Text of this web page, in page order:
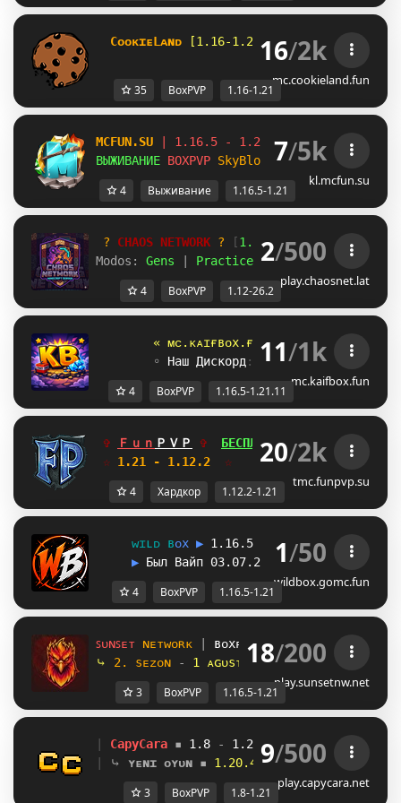
CᴏᴏᴋɪᴇLᴀɴᴅ [1.16-1.21+] ? халява -
16/2k
mc.cookieland.fun
35 BoxPVP 1.16-1.21
MCFUN.SU | 1.16.5 - 1.21 | Заходи играть
ВЫЖИВАНИЕ BOXPVP SkyBlock - /free подарок
7/5k
kl.mcfun.su
4 Выживание 1.16.5-1.21
? CHAOS NETWORK ? [1.12 - 26.2]
Modos: Gens Practice | BoxPvP
2/500
play.chaosnet.lat
4 BoxPVP 1.12-26.2
« ᴍᴄ.ᴋᴀɪғʙᴏx.ғᴜɴ » ◦ [1 .5
◦ Наш Дискорд : ᴅsᴄ.ɢɢ/ᴋᴀɪꜰʙᴏxᴘᴠᴘ
11/1k
mc.kaifbox.fun
4 BoxPVP 1.16.5-1.21.11
✞ Ｆｕｎ ＰＶＰ ✞ БЕСПЛАТНЫЙ ДОНАТ LO
☆ 1.21 - 1.12.2 ☆ Глобальное
20/2k
tmc.funpvp.su
4 Хардкор 1.12.2-1.21
ᴡɪʟ ᴅ ʙᴏx ▶ 1.16.5 - 1.21+ ▶ ꜱᴛ
▶ Был Вайп 03.07.26 ? Победи всех!
1/50
wildbox.gomc.fun
4 BoxPVP 1.16.5-1.21
ꜱᴜɴꜱᴇᴛ ɴᴇᴛᴡᴏʀᴋ ʙᴏxᴘᴠᴘ | 1.16.5 - 1.21.x
⤷ 2. sᴇᴢᴏɴ - 1 ᴀɢᴜѕᴛᴏѕ 18:00 | ᴅɪsᴄᴏʀᴅ.ɢɢ/
18/200
play.sunsetnw.net
3 BoxPVP 1.16.5-1.21
CapyCara ▪ 1.8 - 1.21 ▪ capycara.net
⤷ ʏᴇɴɪ ᴏʏᴜɴ ▪ 1.20.4 BoxPvP Aktif!
9/500
play.capycara.net
3 BoxPVP 1.8-1.21